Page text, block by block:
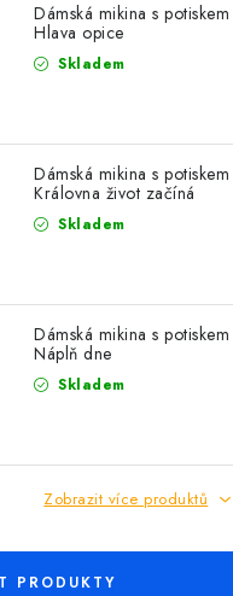
Dámská mikina s potiskem
Hlava opice
Skladem
Dámská mikina s potiskem
Královna život začíná
Skladem
Dámská mikina s potiskem
Náplň dne
Skladem
Zobrazit více produktů
PRODUKTY